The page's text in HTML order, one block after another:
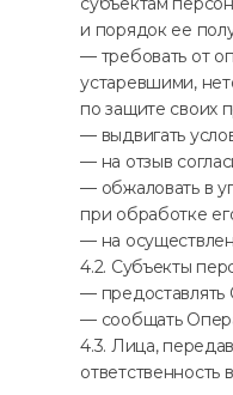
и порядок ее
— требовать от
устаревшими,
по защите своих
— выдвигать
— на отзыв
— обжаловать в
при обработке
— на
4.2. Субъекты
—
— сообщать
4.3. Лица,
ответственность